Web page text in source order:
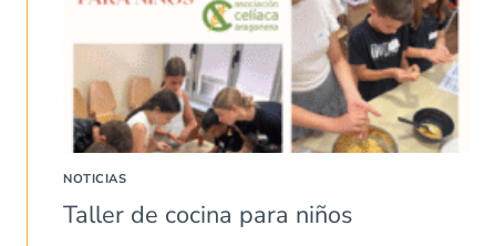
NOTICIAS
Taller de cocina para niños